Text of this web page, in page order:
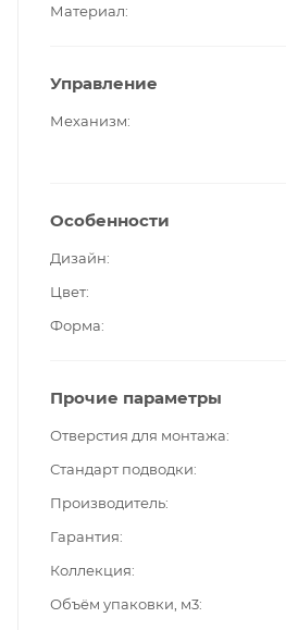
Материал
Управление
Механизм
Особенности
Дизайн
Цвет
Форма
Прочие параметры
Отверстия для монтажа
Стандарт подводки
Производитель
Гарантия
Коллекция
Объём упаковки, м3